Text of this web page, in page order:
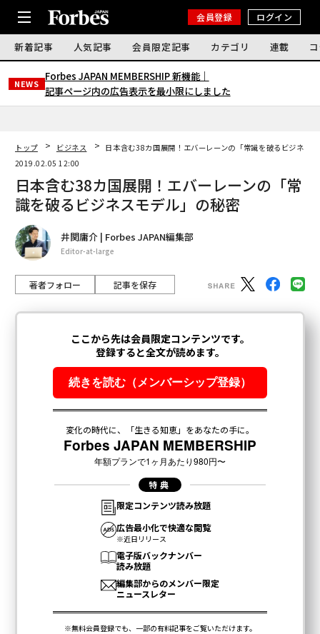
会員登録 ログイン
新着記事 人気記事 会員限定記事 カテゴリ 連載
NEWS
Forbes JAPAN MEMBERSHIP 新機能｜
記事ページ内の広告表示を最小限にしました
トップ ビジネス
日本含む38カ国展開！エバーレーンの「常識を破るビジネス
2019.02.05 12:00
日本含む38カ国展開！エバーレーンの「常
識を破るビジネスモデル」の秘密
井関庸介 | Forbes JAPAN編集部
Editor-at-large
著者フォロー 記事を保存